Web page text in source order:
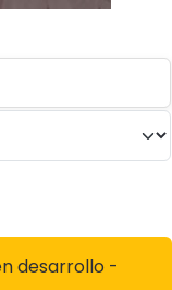
desarrollo -